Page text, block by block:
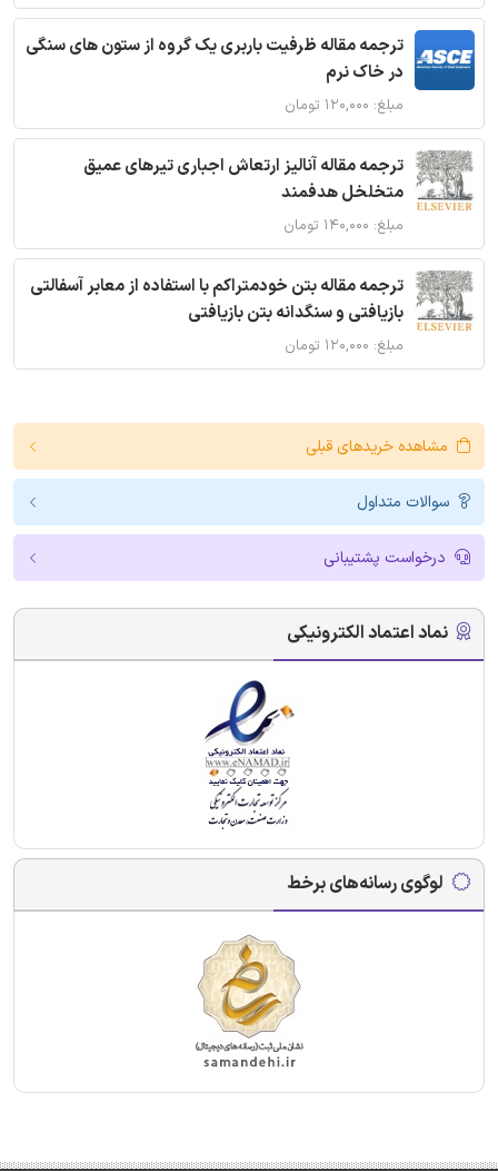
ترجمه مقاله ظرفیت باربری یک گروه از ستون های سنگی
در خاک نرم
مبلغ: ۱۲۰,۰۰۰ تومان
ترجمه مقاله آنالیز ارتعاش اجباری تیرهای عمیق
متخلخل هدفمند
مبلغ: ۱۴۰,۰۰۰ تومان
ترجمه مقاله بتن خودمتراکم با استفاده از معابر آسفالتی
بازیافتی و سنگدانه بتن بازیافتی
مبلغ: ۱۲۰,۰۰۰ تومان
مشاهده خریدهای قبلی
سوالات متداول
درخواست پشتیبانی
نماد اعتماد الکترونیکی
لوگوی رسانه‌های برخط